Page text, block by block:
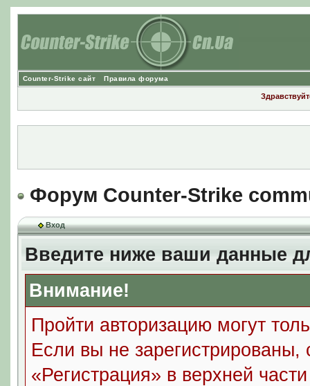
Counter-Strike сайт Правила форума
Форум Counter-Strike
Вход
Введите ниже ваши данные
Внимание!
Пройти авторизацию могут
Если вы не зарегистрированы,
«Регистрация» в верхней